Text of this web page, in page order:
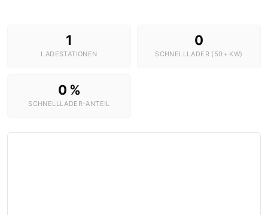
1
LADESTATIONEN
0
SCHNELLLADER (50+ KW)
0 %
SCHNELLLADER-ANTEIL